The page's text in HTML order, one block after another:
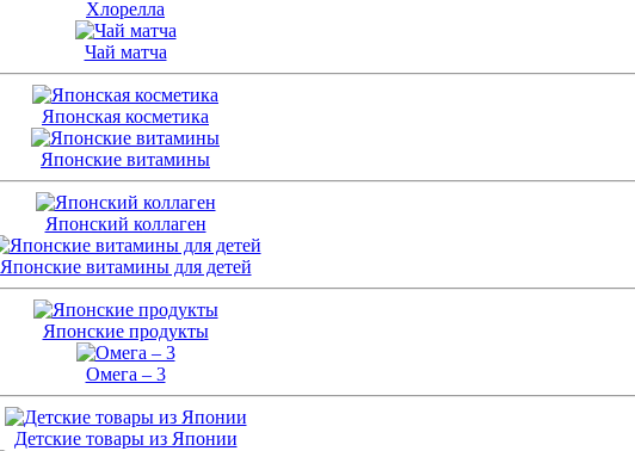
Хлорелла
Чай матча
Японская косметика
Японские витамины
Японский коллаген
Японские витамины для детей
Японские продукты
Омега – 3
Детские товары из Японии